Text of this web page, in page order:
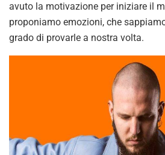
avuto la motivazione per iniziare il
proponiamo emozioni, che
grado di provarle a nostra volta.